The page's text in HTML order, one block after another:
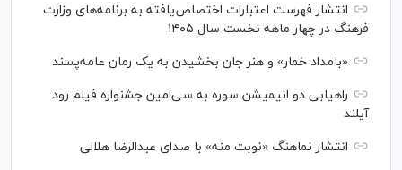
انتشار فهرست اعتبارات اختصاص‌یافته به برنامه‌های وزارت
فرهنگ در چهار ماهه نخست سال ۱۴۰۵
«بامداد خمار» و هنر جان بخشیدن به یک رمان عامه‌پسند
راهیابی دو انیمیشن سوره به سی‌امین جشنواره فیلم رود
آیلند
انتشار نماهنگ «نوبت منه» با صدای عبدالرضا هلالی